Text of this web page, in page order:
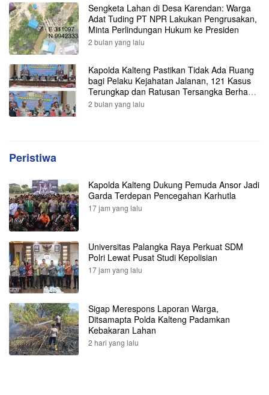
Sengketa Lahan di Desa Karendan: Warga
Adat Tuding PT NPR Lakukan Pengrusakan,
Minta Perlindungan Hukum ke Presiden
2 bulan yang lalu
Kapolda Kalteng Pastikan Tidak Ada Ruang
bagi Pelaku Kejahatan Jalanan, 121 Kasus
Terungkap dan Ratusan Tersangka Berhasil
Dibekuk
2 bulan yang lalu
Peristiwa
Kapolda Kalteng Dukung Pemuda Ansor Jadi
Garda Terdepan Pencegahan Karhutla
17 jam yang lalu
Universitas Palangka Raya Perkuat SDM
Polri Lewat Pusat Studi Kepolisian
17 jam yang lalu
Sigap Merespons Laporan Warga,
Ditsamapta Polda Kalteng Padamkan
Kebakaran Lahan
2 hari yang lalu